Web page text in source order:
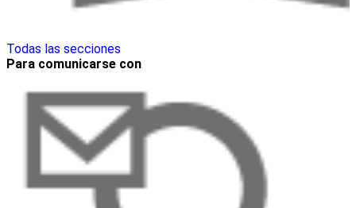
Todas las secciones
Para comunicarse con